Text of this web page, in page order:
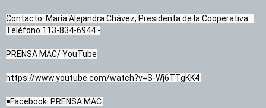
Contacto: María Alejandra Chávez, Presidenta de la Cooperativa .
Teléfono 113-834-6944.-
PRENSA MAC/ YouTube
https://www.youtube.com/watch?v=S-Wj6TTgKK4
◾Facebook: PRENSA MAC